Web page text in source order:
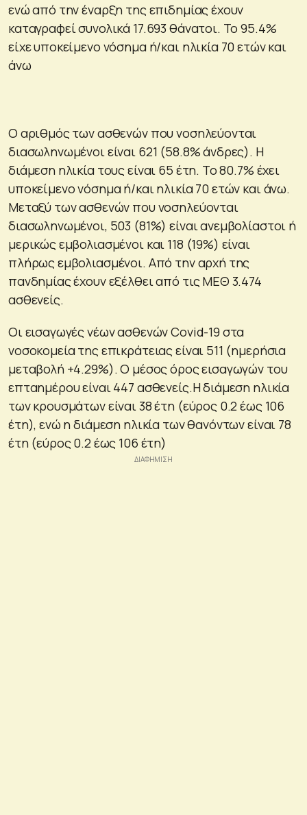
ενώ από την έναρξη της επιδημίας έχουν
καταγραφεί συνολικά 17.693 θάνατοι. Το 95.4%
είχε υποκείμενο νόσημα ή/και ηλικία 70 ετών και
άνω
Ο αριθμός των ασθενών που νοσηλεύονται
διασωληνωμένοι είναι 621 (58.8% άνδρες). Η
διάμεση ηλικία τους είναι 65 έτη. To 80.7% έχει
υποκείμενο νόσημα ή/και ηλικία 70 ετών και άνω.
Μεταξύ των ασθενών που νοσηλεύονται
διασωληνωμένοι, 503 (81%) είναι ανεμβολίαστοι ή
μερικώς εμβολιασμένοι και 118 (19%) είναι
πλήρως εμβολιασμένοι. Από την αρχή της
πανδημίας έχουν εξέλθει από τις ΜΕΘ 3.474
ασθενείς.
Οι εισαγωγές νέων ασθενών Covid-19 στα
νοσοκομεία της επικράτειας είναι 511 (ημερήσια
μεταβολή +4.29%). Ο μέσος όρος εισαγωγών του
επταημέρου είναι 447 ασθενείς.Η διάμεση ηλικία
των κρουσμάτων είναι 38 έτη (εύρος 0.2 έως 106
έτη), ενώ η διάμεση ηλικία των θανόντων είναι 78
έτη (εύρος 0.2 έως 106 έτη)